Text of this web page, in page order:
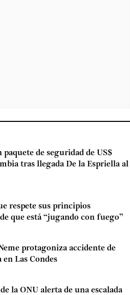
de seguridad de US$
tras llegada De la Espriella al
respete sus principios
que está “jugando con fuego”
protagoniza accidente de
Las Condes
la ONU alerta de una escalada